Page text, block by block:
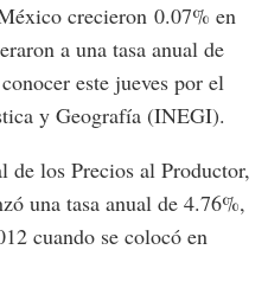
crecieron 0.07% en
a una tasa anual de
este jueves por el
y Geografía (INEGI).
los Precios al Productor,
una tasa anual de 4.76%,
cuando se colocó en